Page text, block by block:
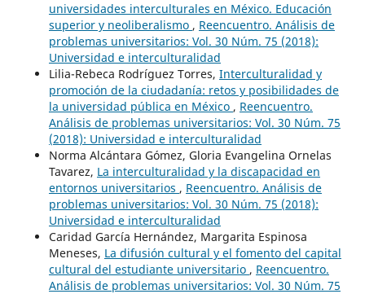
universidades interculturales en México. Educación
superior y neoliberalismo , Reencuentro. Análisis de
problemas universitarios: Vol. 30 Núm. 75 (2018):
Universidad e interculturalidad
Lilia-Rebeca Rodríguez Torres, Interculturalidad y
promoción de la ciudadanía: retos y posibilidades de
la universidad pública en México , Reencuentro.
Análisis de problemas universitarios: Vol. 30 Núm. 75
(2018): Universidad e interculturalidad
Norma Alcántara Gómez, Gloria Evangelina Ornelas
Tavarez, La interculturalidad y la discapacidad en
entornos universitarios , Reencuentro. Análisis de
problemas universitarios: Vol. 30 Núm. 75 (2018):
Universidad e interculturalidad
Caridad García Hernández, Margarita Espinosa
Meneses, La difusión cultural y el fomento del capital
cultural del estudiante universitario , Reencuentro.
Análisis de problemas universitarios: Vol. 30 Núm. 75